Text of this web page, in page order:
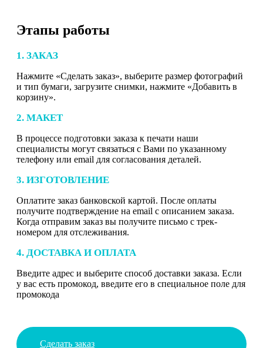
Этапы работы
1. ЗАКАЗ
Нажмите «Сделать заказ», выберите размер фотографий
и тип бумаги, загрузите снимки, нажмите «Добавить в
корзину».
2. МАКЕТ
В процессе подготовки заказа к печати наши
специалисты могут связаться с Вами по указанному
телефону или email для согласования деталей.
3. ИЗГОТОВЛЕНИЕ
Оплатите заказ банковской картой. После оплаты
получите подтверждение на email с описанием заказа.
Когда отправим заказ вы получите письмо с трек-
номером для отслеживания.
4. ДОСТАВКА И ОПЛАТА
Введите адрес и выберите способ доставки заказа. Если
у вас есть промокод, введите его в специальное поле для
промокода
Сделать заказ